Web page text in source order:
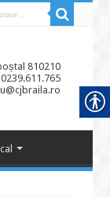
810210